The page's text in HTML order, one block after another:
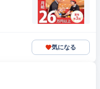
気になる